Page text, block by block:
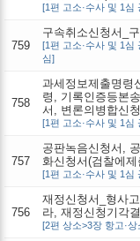
[1편 고소·수사 및 1심
759
구속취소신청서_
[1편 고소·수사 및 1심
심]
758
과세정보제출명령
령, 기록인증등본
서, 변론의병합신
[1편 고소·수사 및 1심
757
공판녹음신청서,
화신청서(검찰에제
[1편 고소·수사 및 1심
756
재정신청서_형사
라, 재정신청기각
[2편 상소>3장 항고·